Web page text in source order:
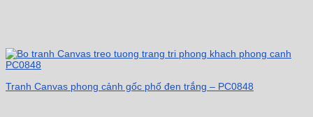
Tranh Canvas phong cảnh gốc phố đen trắng – PC0848